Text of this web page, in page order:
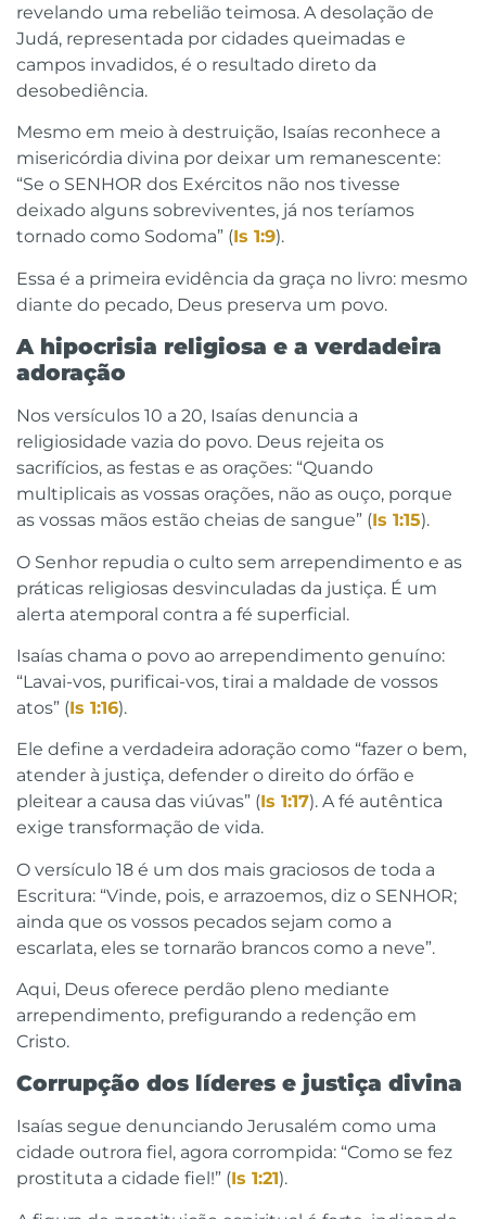
revelando uma rebelião teimosa. A desolação de
Judá, representada por cidades queimadas e
campos invadidos, é o resultado direto da
desobediência.
Mesmo em meio à destruição, Isaías reconhece a
misericórdia divina por deixar um remanescente:
“Se o SENHOR dos Exércitos não nos tivesse
deixado alguns sobreviventes, já nos teríamos
tornado como Sodoma” (Is 1:9).
Essa é a primeira evidência da graça no livro: mesmo
diante do pecado, Deus preserva um povo.
A hipocrisia religiosa e a verdadeira
adoração
Nos versículos 10 a 20, Isaías denuncia a
religiosidade vazia do povo. Deus rejeita os
sacrifícios, as festas e as orações: “Quando
multiplicais as vossas orações, não as ouço, porque
as vossas mãos estão cheias de sangue” (Is 1:15).
O Senhor repudia o culto sem arrependimento e as
práticas religiosas desvinculadas da justiça. É um
alerta atemporal contra a fé superficial.
Isaías chama o povo ao arrependimento genuíno:
“Lavai-vos, purificai-vos, tirai a maldade de vossos
atos” (Is 1:16).
Ele define a verdadeira adoração como “fazer o bem,
atender à justiça, defender o direito do órfão e
pleitear a causa das viúvas” (Is 1:17). A fé autêntica
exige transformação de vida.
O versículo 18 é um dos mais graciosos de toda a
Escritura: “Vinde, pois, e arrazoemos, diz o SENHOR;
ainda que os vossos pecados sejam como a
escarlata, eles se tornarão brancos como a neve”.
Aqui, Deus oferece perdão pleno mediante
arrependimento, prefigurando a redenção em
Cristo.
Corrupção dos líderes e justiça divina
Isaías segue denunciando Jerusalém como uma
cidade outrora fiel, agora corrompida: “Como se fez
prostituta a cidade fiel!” (Is 1:21).